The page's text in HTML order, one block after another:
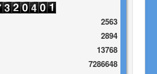
2563
2894
13768
7286648